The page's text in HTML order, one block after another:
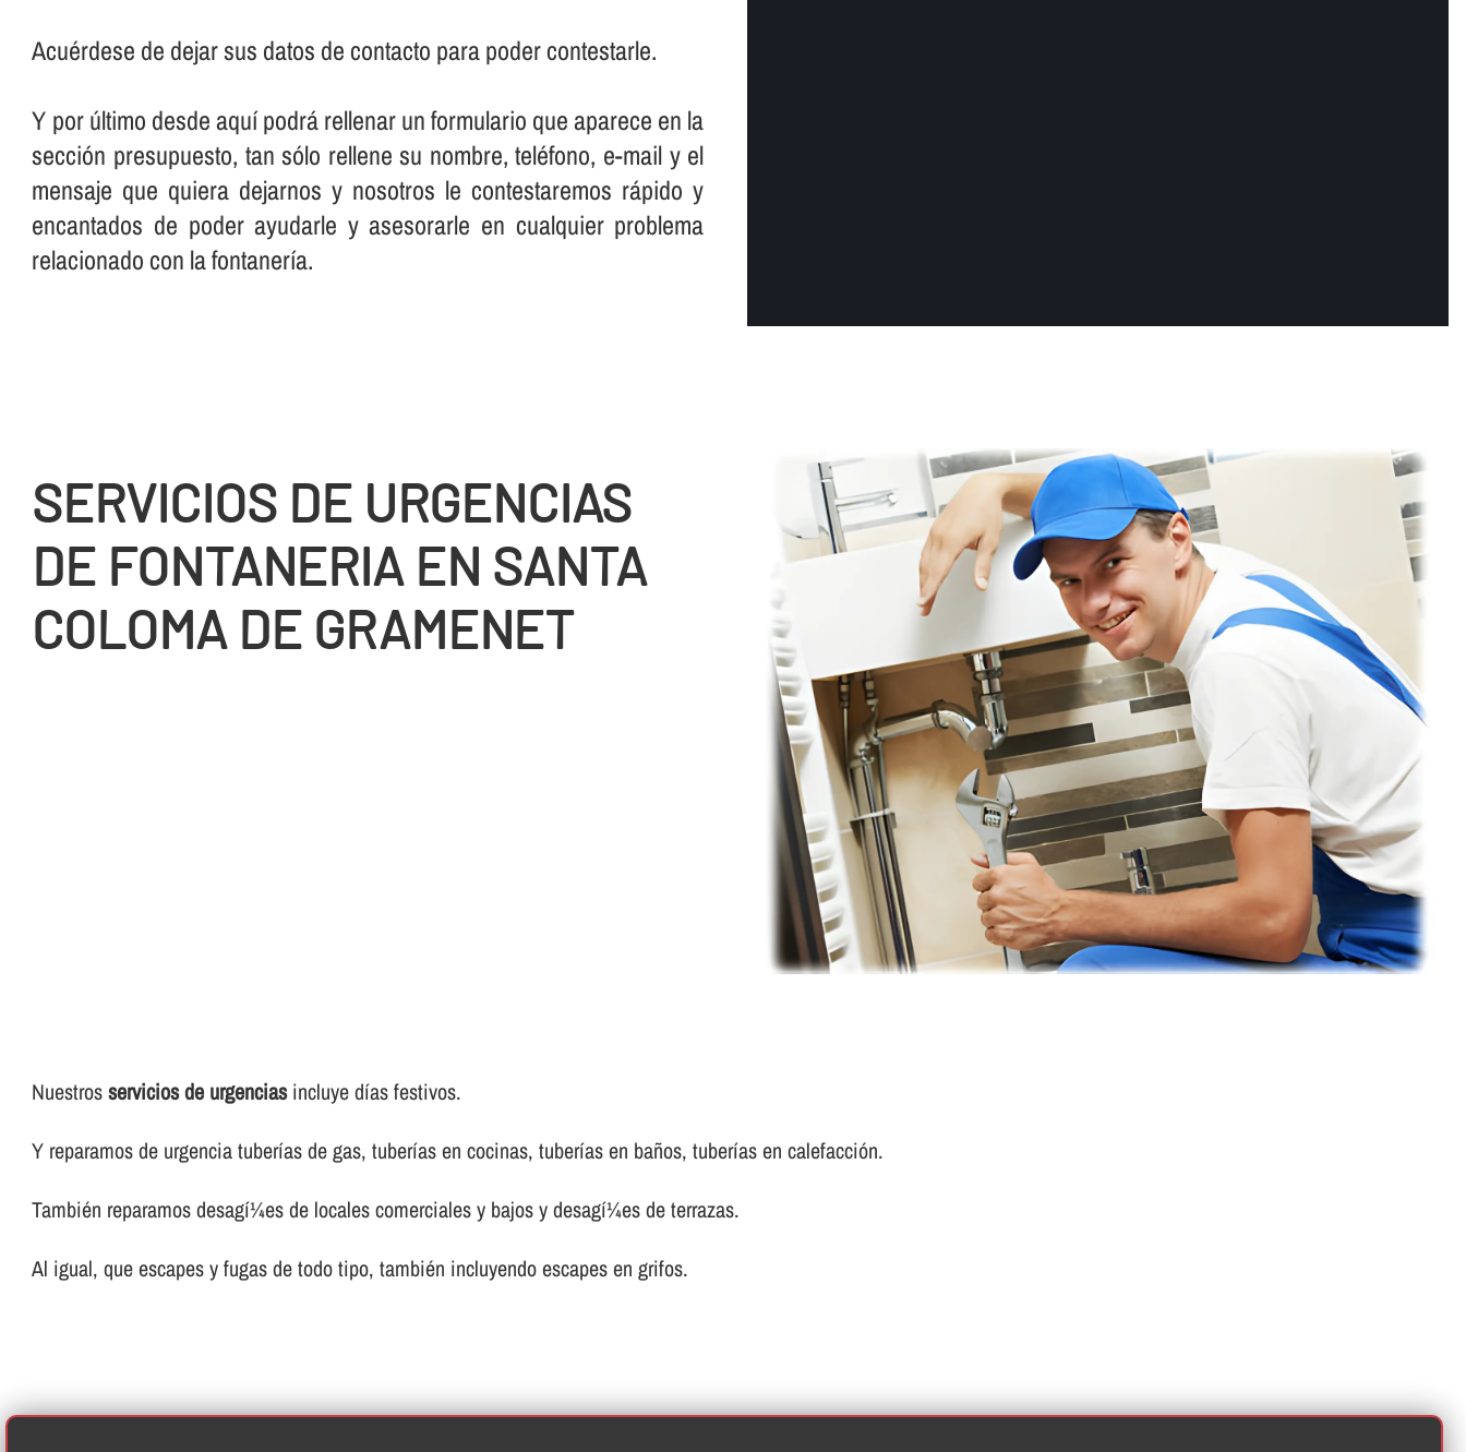
Acuérdese de dejar sus datos de contacto para poder contestarle.
Y por último desde aquí­ podrá rellenar un formulario que aparece en la
sección presupuesto, tan sólo rellene su nombre, teléfono, e-mail y el
mensaje que quiera dejarnos y nosotros le contestaremos rápido y
encantados de poder ayudarle y asesorarle en cualquier problema
relacionado con la fontanerí­a.
SERVICIOS DE URGENCIAS
DE FONTANERIA EN SANTA
COLOMA DE GRAMENET
Nuestrosservicios de urgenciasincluye dí­as festivos.
Y reparamos de urgencia tuberí­as de gas, tuberí­as en cocinas, tuberí­as en baños, tuberí­as en calefacción.
También reparamos desagí¼es de locales comerciales y bajos y desagí¼es de terrazas.
Al igual, que escapes y fugas de todo tipo, también incluyendo escapes en grifos.